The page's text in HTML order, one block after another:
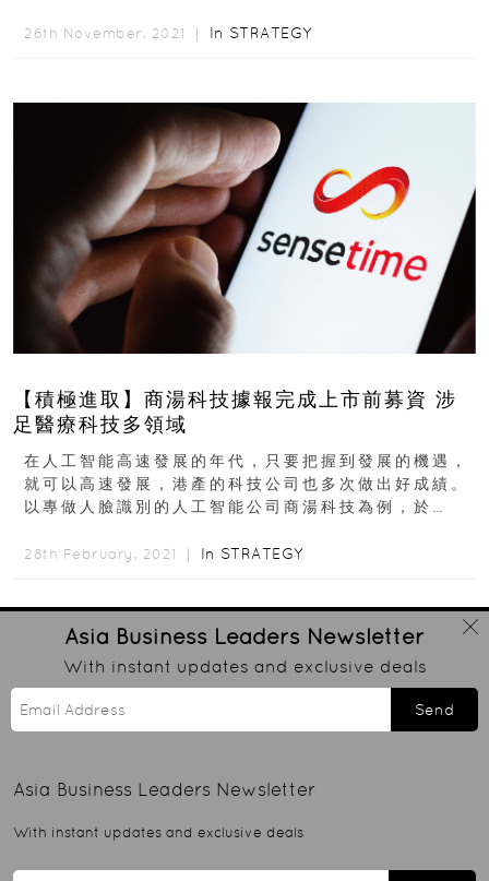
26th November, 2021 ｜ In STRATEGY
【積極進取】商湯科技據報完成上市前募資 涉
足醫療科技多領域
在人工智能高速發展的年代，只要把握到發展的機遇，
就可以高速發展，港產的科技公司也多次做出好成績。
以專做人臉識別的人工智能公司商湯科技為例，於
28th February, 2021 ｜ In STRATEGY
Asia Business Leaders Newsletter
With instant updates and exclusive deals
Send
Asia Business Leaders Newsletter
With instant updates and exclusive deals